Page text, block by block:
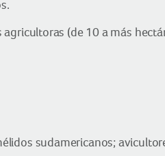
(de 10 a más
sudamericanos;